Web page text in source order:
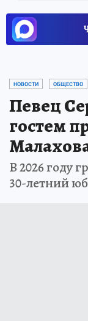
НОВОСТИ ОБЩЕСТВО
Певец
гостем
В 2026 году
30-летний